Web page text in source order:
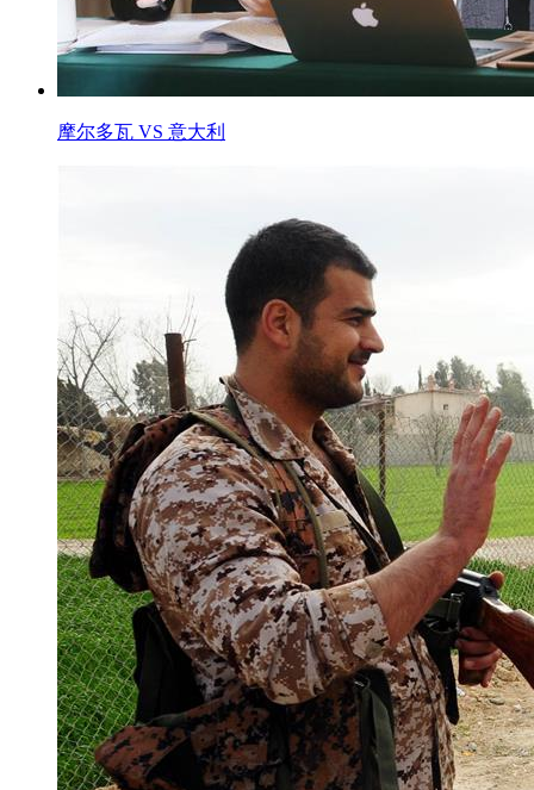
摩尔多瓦 VS 意大利